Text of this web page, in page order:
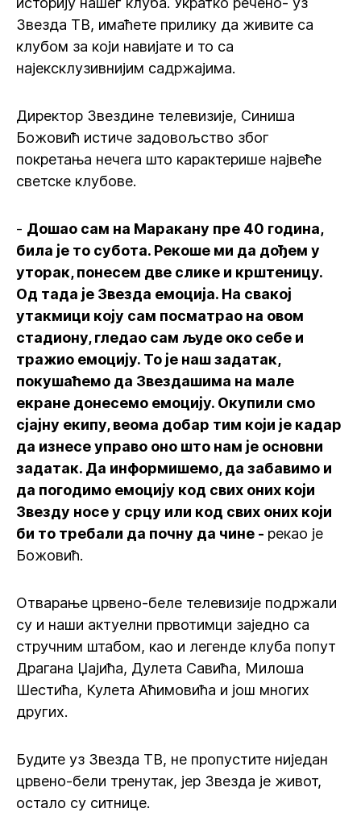
Звезда ТВ, имаћете прилику да живите са
клубом за који навијате и то са
најексклузивнијим садржајима.
Директор Звездине телевизије, Синиша
Божовић истиче задовољство због
покретања нечега што карактерише највеће
светске клубове.
- Дошао сам на Маракану пре 40 година,
била је то субота. Рекоше ми да дођем у
уторак, понесем две слике и крштеницу.
Од тада је Звезда емоција. На свакој
утакмици коју сам посматрао на овом
стадиону, гледао сам људе око себе и
тражио емоцију. То је наш задатак,
покушаћемо да Звездашима на мале
екране донесемо емоцију. Окупили смо
сјајну екипу, веома добар тим који је кадар
да изнесе управо оно што нам је основни
задатак. Да информишемо, да забавимо и
да погодимо емоцију код свих оних који
Звезду носе у срцу или код свих оних који
би то требали да почну да чине - рекао је
Божовић.
Отварање црвено-беле телевизије подржали
су и наши актуелни првотимци заједно са
стручним штабом, као и легенде клуба попут
Драгана Џајића, Дулета Савића, Милоша
Шестића, Кулета Аћимовића и још многих
других.
Будите уз Звезда ТВ, не пропустите ниједан
црвено-бели тренутак, јер Звезда је живот,
остало су ситнице.